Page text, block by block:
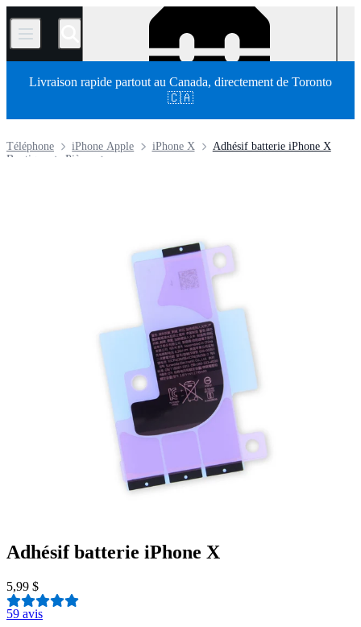
/
Livraison rapide partout au Canada, directement de Toronto
🇨🇦
Adhésif batterie iPhone X
iPhone X
iPhone Apple
Téléphone
Pièces
Boutique
Adhésif batterie iPhone X
5,99 $
59 avis